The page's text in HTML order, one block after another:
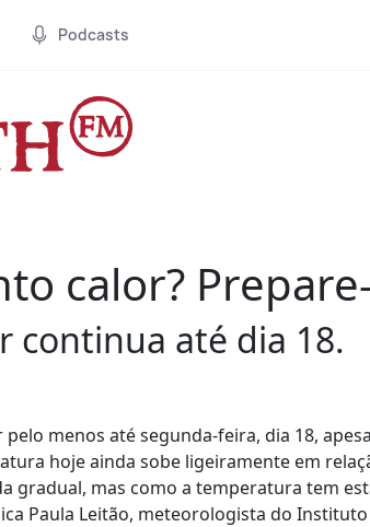
Podcasts
calor?
continua até dia 18.
menos até segunda-feira, dia 18,
hoje ainda sobe ligeiramente em
gradual, mas como a temperatura tem
Paula Leitão, meteorologista do